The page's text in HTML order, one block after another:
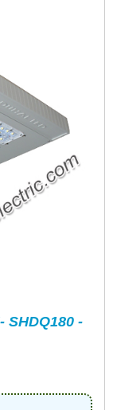
SHDQ180 -